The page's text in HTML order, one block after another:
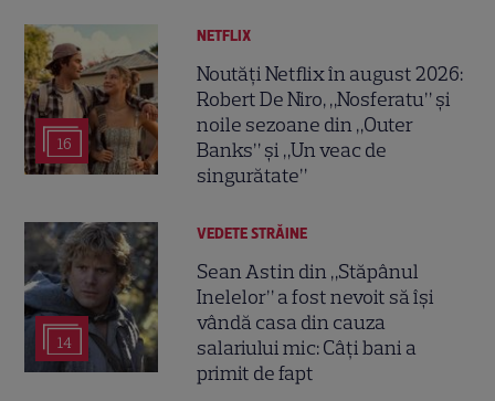
16
NETFLIX
Noutăți Netflix în august 2026:
Robert De Niro, „Nosferatu” și
noile sezoane din „Outer
Banks” și „Un veac de
singurătate”
14
VEDETE STRĂINE
Sean Astin din „Stăpânul
Inelelor” a fost nevoit să își
vândă casa din cauza
salariului mic: Câți bani a
primit de fapt